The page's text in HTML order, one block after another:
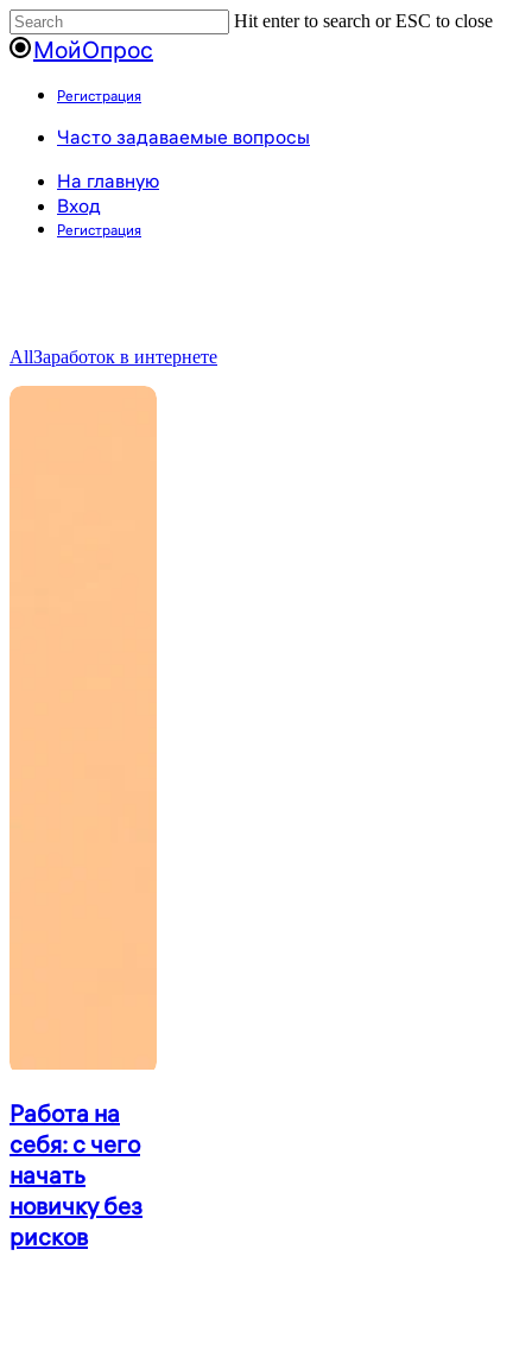
Пропустить
Hit enter to search or ESC to close
Close
Search
МойОпрос
Регистрация
Menu
Часто задаваемые вопросы
На главную
Вход
Регистрация
Блог о платных опросах и
заработке в интернете
Полезная информация, интересные статьи, новости и обзоры
AllЗаработок в интернете
Работа
на
себя:
с
чего
начать
новичку
без
Работа на
себя: с чего
начать
новичку без
рисков